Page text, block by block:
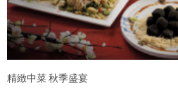
精緻中菜 秋季盛宴